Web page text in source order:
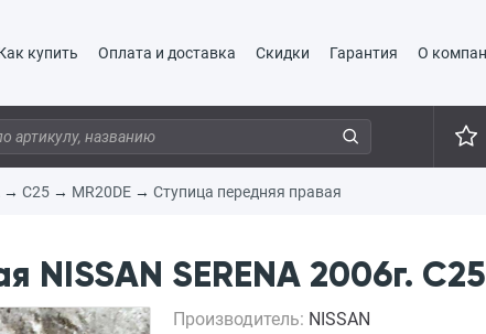
купить Оплата и доставка Скидки Гарантия О
→ C25 → MR20DE → Ступица передняя правая
SERENA 2006г.
Производитель: NISSAN